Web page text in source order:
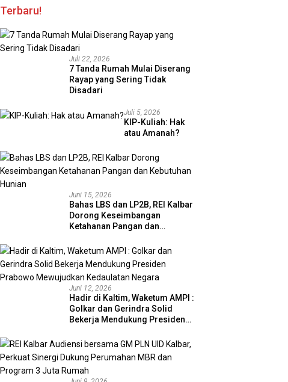
Terbaru!
Juli 22, 2026
7 Tanda Rumah Mulai Diserang
Rayap yang Sering Tidak
Disadari
Juli 5, 2026
KIP-Kuliah: Hak
atau Amanah?
Juni 15, 2026
Bahas LBS dan LP2B, REI Kalbar
Dorong Keseimbangan
Ketahanan Pangan dan
Juni 12, 2026
Hadir di Kaltim, Waketum AMPI :
Golkar dan Gerindra Solid
Bekerja Mendukung Presiden
Kedaulatan Negara